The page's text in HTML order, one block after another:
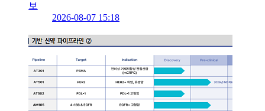
보
2026-08-07 15:18